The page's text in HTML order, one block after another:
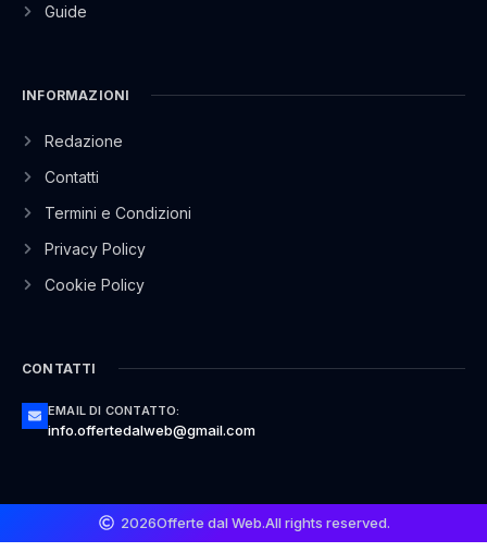
Guide
INFORMAZIONI
Redazione
Contatti
Termini e Condizioni
Privacy Policy
Cookie Policy
CONTATTI
EMAIL DI CONTATTO:
info.offertedalweb@gmail.com
2026Offerte dal Web.All rights reserved.